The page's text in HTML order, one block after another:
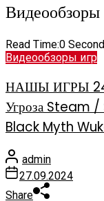
Видеообзоры
Read Time:0 Second
Видеообзоры игр
НАШЫ ИГРЫ 24 /
Угроза Steam /
Black Myth
admin
27.09.2024
Share